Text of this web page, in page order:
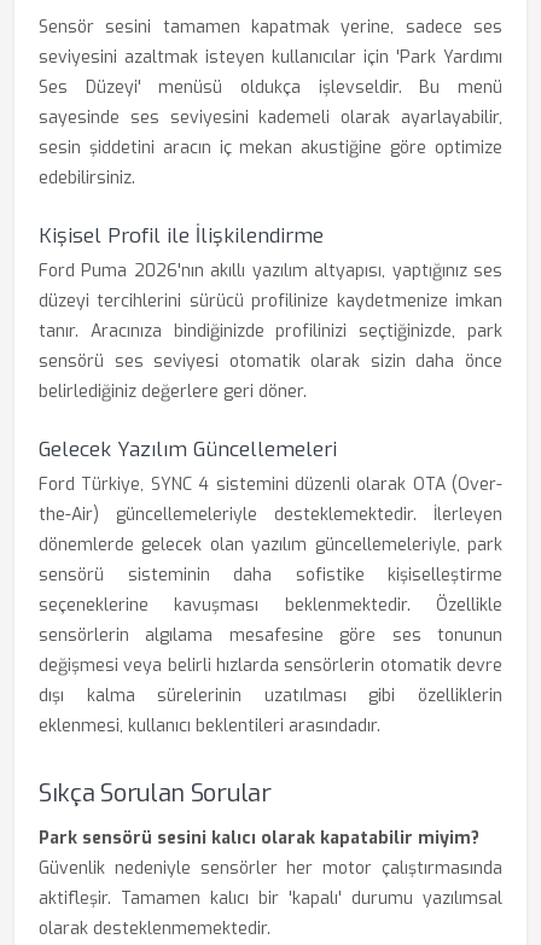
Sensör sesini tamamen kapatmak yerine, sadece ses
seviyesini azaltmak isteyen kullanıcılar için 'Park Yardımı
Ses Düzeyi' menüsü oldukça işlevseldir. Bu menü
sayesinde ses seviyesini kademeli olarak ayarlayabilir,
sesin şiddetini aracın iç mekan akustiğine göre optimize
edebilirsiniz.
Kişisel Profil ile İlişkilendirme
Ford Puma 2026'nın akıllı yazılım altyapısı, yaptığınız ses
düzeyi tercihlerini sürücü profilinize kaydetmenize imkan
tanır. Aracınıza bindiğinizde profilinizi seçtiğinizde, park
sensörü ses seviyesi otomatik olarak sizin daha önce
belirlediğiniz değerlere geri döner.
Gelecek Yazılım Güncellemeleri
Ford Türkiye, SYNC 4 sistemini düzenli olarak OTA (Over-
the-Air) güncellemeleriyle desteklemektedir. İlerleyen
dönemlerde gelecek olan yazılım güncellemeleriyle, park
sensörü sisteminin daha sofistike kişiselleştirme
seçeneklerine kavuşması beklenmektedir. Özellikle
sensörlerin algılama mesafesine göre ses tonunun
değişmesi veya belirli hızlarda sensörlerin otomatik devre
dışı kalma sürelerinin uzatılması gibi özelliklerin
eklenmesi, kullanıcı beklentileri arasındadır.
Sıkça Sorulan Sorular
Park sensörü sesini kalıcı olarak kapatabilir miyim?
Güvenlik nedeniyle sensörler her motor çalıştırmasında
aktifleşir. Tamamen kalıcı bir 'kapalı' durumu yazılımsal
olarak desteklenmemektedir.